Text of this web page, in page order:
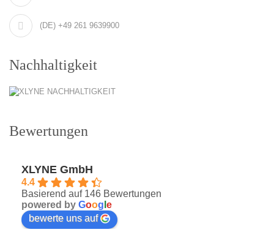
(DE) +49 261 9639900
Nachhaltigkeit
Bewertungen
XLYNE GmbH
4.4
Basierend auf 146 Bewertungen
powered by Goog e
bewerte uns auf